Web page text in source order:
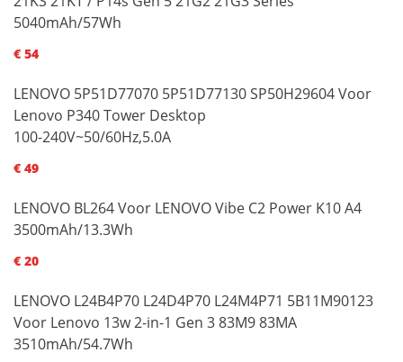
5040mAh/57Wh
€ 54
LENOVO 5P51D77070 5P51D77130 SP50H29604 Voor
Lenovo P340 Tower Desktop
100-240V~50/60Hz,5.0A
€ 49
LENOVO BL264 Voor LENOVO Vibe C2 Power K10 A4
3500mAh/13.3Wh
€ 20
LENOVO L24B4P70 L24D4P70 L24M4P71 5B11M90123
Voor Lenovo 13w 2-in-1 Gen 3 83M9 83MA
3510mAh/54.7Wh